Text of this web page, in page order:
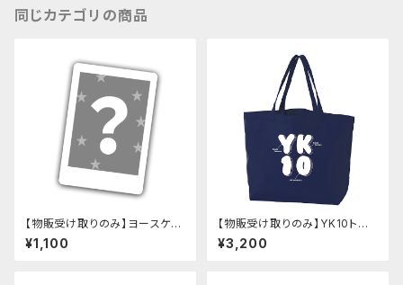
同じカテゴリの商品
【物販受け取りのみ】ヨースケコ
ースケ チェキ
¥1,100
【物販受け取りのみ】YK10トー
トバッグ（3色）
¥3,200